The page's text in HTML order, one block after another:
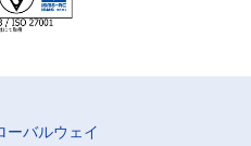
ーバルウェイ